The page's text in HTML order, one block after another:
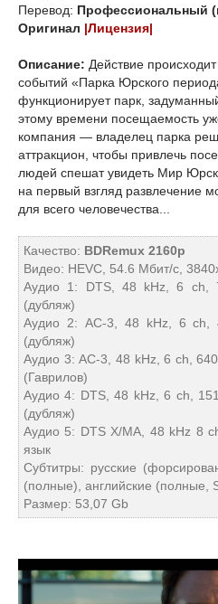
Перевод: Профессиональный
Оригинал |Лицензия|
Описание: Действие
событий «Парка Юрского
функционирует парк,
этому времени посещаемость
компания — владелец парка
аттракцион, чтобы привлечь
людей спешат увидеть Мир
на первый взгляд развлечение
для всего человечества...
Качество: BDRemux 2160p
Видео: HEVC, 54.6 Мбит/с,
Аудио 1: DTS, 48 kHz, 6 ch,
(дубляж)
Аудио 2: AC-3, 48 kHz, 6 ch,
(дубляж)
Аудио 3: AC-3, 48 kHz, 6 ch, 640
(Гаврилов)
Аудио 4: DTS, 48 kHz, 6 ch,
(дубляж)
Аудио 5: DTS X/MA, 48 kHz 8
язык
Субтитры: русские
(полные), английские (полные,
Размер: 53,07 Gb